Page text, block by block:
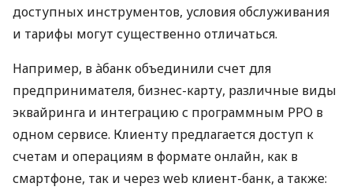
доступных инструментов, условия обслуживания
и тарифы могут существенно отличаться.
Например, в àбанк объединили счет для
предпринимателя, бизнес-карту, различные виды
эквайринга и интеграцию с программным РРО в
одном сервисе. Клиенту предлагается доступ к
счетам и операциям в формате онлайн, как в
смартфоне, так и через web клиент-банк, а также: